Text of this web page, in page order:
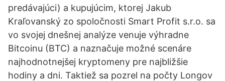
predávajúci) a kupujúcim, ktorej Jakub
Kraľovanský zo spoločnosti Smart Profit s.r.o. sa
vo svojej dnešnej analýze venuje výhradne
Bitcoinu (BTC) a naznačuje možné scenáre
najhodnotnejšej kryptomeny pre najbližšie
hodiny a dni. Taktiež sa pozrel na počty Longov